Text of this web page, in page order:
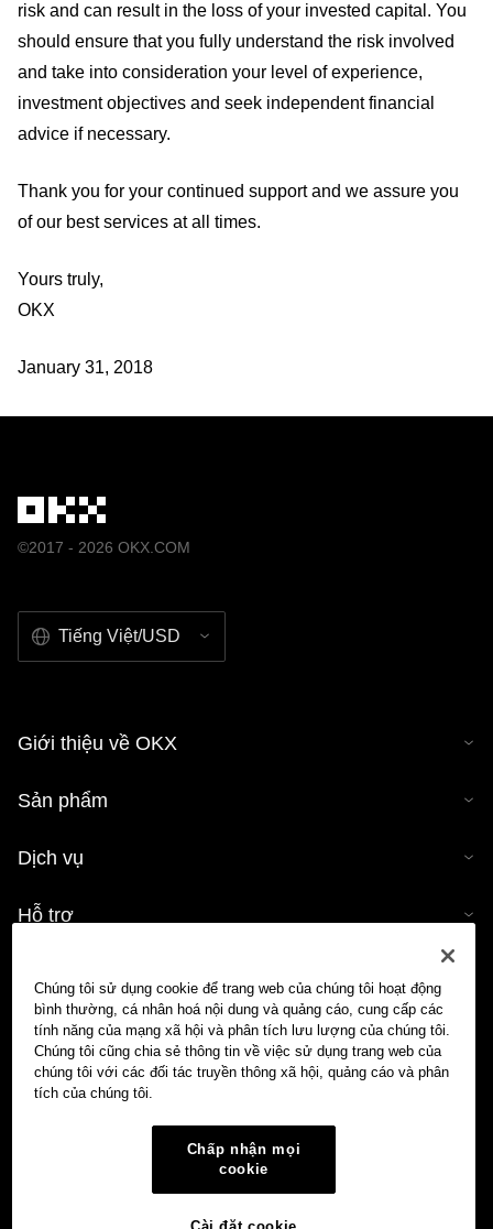
risk and can result in the loss of your invested capital. You
should ensure that you fully understand the risk involved
and take into consideration your level of experience,
investment objectives and seek independent financial
advice if necessary.
Thank you for your continued support and we assure you
of our best services at all times.
Yours truly,
OKX
January 31, 2018
©2017 - 2026 OKX.COM
Tiếng Việt/USD
Giới thiệu về OKX
Sản phẩm
Dịch vụ
Hỗ trợ
Công cụ tính tiền mã hóa
Giao dịch
Chúng tôi sử dụng cookie để trang web của chúng tôi hoạt động
bình thường, cá nhân hoá nội dung và quảng cáo, cung cấp các
tính năng của mạng xã hội và phân tích lưu lượng của chúng tôi.
Chúng tôi cũng chia sẻ thông tin về việc sử dụng trang web của
chúng tôi với các đối tác truyền thông xã hội, quảng cáo và phân
tích của chúng tôi.
Chấp nhận mọi
cookie